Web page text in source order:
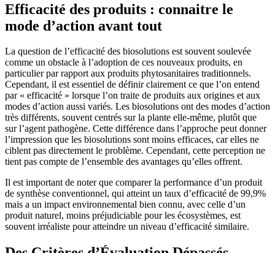
Efficacité des produits : connaitre le
mode d’action avant tout
La question de l’efficacité des biosolutions est souvent soulevée
comme un obstacle à l’adoption de ces nouveaux produits, en
particulier par rapport aux produits phytosanitaires traditionnels.
Cependant, il est essentiel de définir clairement ce que l’on entend
par « efficacité » lorsque l’on traite de produits aux origines et aux
modes d’action aussi variés. Les biosolutions ont des modes d’action
très différents, souvent centrés sur la plante elle-même, plutôt que
sur l’agent pathogène. Cette différence dans l’approche peut donner
l’impression que les biosolutions sont moins efficaces, car elles ne
ciblent pas directement le problème. Cependant, cette perception ne
tient pas compte de l’ensemble des avantages qu’elles offrent.
Il est important de noter que comparer la performance d’un produit
de synthèse conventionnel, qui atteint un taux d’efficacité de 99,9%
mais a un impact environnemental bien connu, avec celle d’un
produit naturel, moins préjudiciable pour les écosystèmes, est
souvent irréaliste pour atteindre un niveau d’efficacité similaire.